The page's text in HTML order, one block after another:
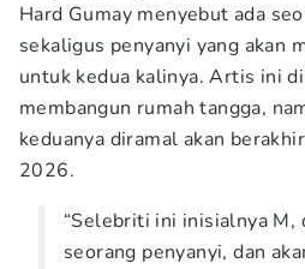
Hard Gumay menyebut ada
sekaligus penyanyi yang akan
untuk kedua kalinya. Artis ini
membangun rumah tangga,
keduanya diramal akan
2026.
“Selebriti ini inisialnya M,
seorang penyanyi, dan